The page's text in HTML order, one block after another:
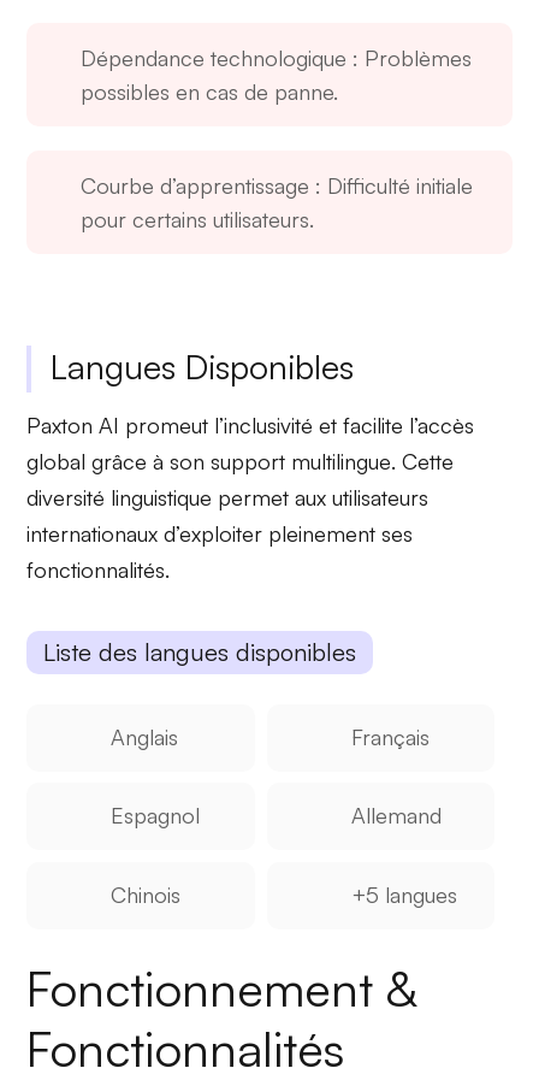
Dépendance technologique : Problèmes
possibles en cas de panne.
Courbe d’apprentissage : Difficulté initiale
pour certains utilisateurs.
Langues Disponibles
Paxton AI promeut l’inclusivité et facilite l’accès
global grâce à sonsupport multilingue. Cette
diversité linguistique permet aux utilisateurs
internationaux d’exploiter pleinement ses
fonctionnalités.
Liste des langues disponibles
Anglais Français
Espagnol Allemand
Chinois +5 langues
Fonctionnement &
Fonctionnalités